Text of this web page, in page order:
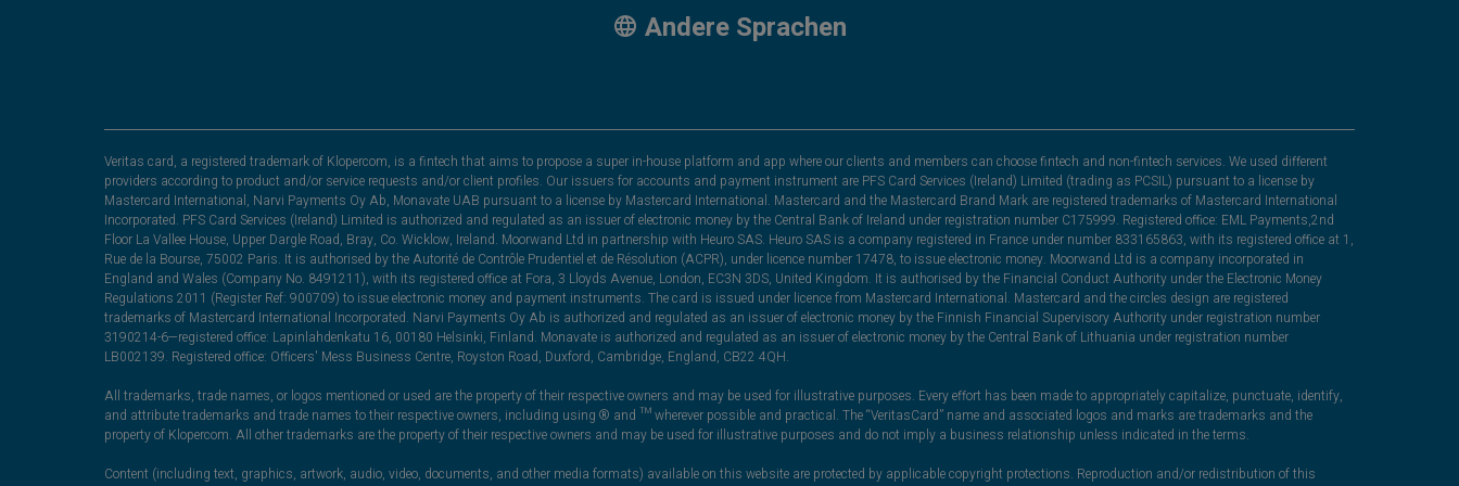
Andere Sprachen
Veritas card, a registered trademark of Klopercom, is a fintech that aims to propose a super in-house platform and app where our clients and members can choose fintech and non-fintech services. We used different
providers according to product and/or service requests and/or client profiles. Our issuers for accounts and payment instrument are PFS Card Services (Ireland) Limited (trading as PCSIL) pursuant to a license by
Mastercard International, Narvi Payments Oy Ab, Monavate UAB pursuant to a license by Mastercard International. Mastercard and the Mastercard Brand Mark are registered trademarks of Mastercard International
Incorporated. PFS Card Services (Ireland) Limited is authorized and regulated as an issuer of electronic money by the Central Bank of Ireland under registration number C175999. Registered office: EML Payments,2nd
Floor La Vallee House, Upper Dargle Road, Bray, Co. Wicklow, Ireland. Moorwand Ltd in partnership with Heuro SAS. Heuro SAS is a company registered in France under number 833165863, with its registered office at 1,
Rue de la Bourse, 75002 Paris. It is authorised by the Autorité de Contrôle Prudentiel et de Résolution (ACPR), under licence number 17478, to issue electronic money. Moorwand Ltd is a company incorporated in
England and Wales (Company No. 8491211), with its registered office at Fora, 3 Lloyds Avenue, London, EC3N 3DS, United Kingdom. It is authorised by the Financial Conduct Authority under the Electronic Money
Regulations 2011 (Register Ref: 900709) to issue electronic money and payment instruments. The card is issued under licence from Mastercard International. Mastercard and the circles design are registered
trademarks of Mastercard International Incorporated. Narvi Payments Oy Ab is authorized and regulated as an issuer of electronic money by the Finnish Financial Supervisory Authority under registration number
3190214-6—registered office: Lapinlahdenkatu 16, 00180 Helsinki, Finland. Monavate is authorized and regulated as an issuer of electronic money by the Central Bank of Lithuania under registration number
LB002139. Registered office: Officers' Mess Business Centre, Royston Road, Duxford, Cambridge, England, CB22 4QH.
All trademarks, trade names, or logos mentioned or used are the property of their respective owners and may be used for illustrative purposes. Every effort has been made to appropriately capitalize, punctuate, identify,
and attribute trademarks and trade names to their respective owners, including using ® and ™ wherever possible and practical. The “VeritasCard” name and associated logos and marks are trademarks and the
property of Klopercom. All other trademarks are the property of their respective owners and may be used for illustrative purposes and do not imply a business relationship unless indicated in the terms.
Content (including text, graphics, artwork, audio, video, documents, and other media formats) available on this website are protected by applicable copyright protections. Reproduction and/or redistribution of this